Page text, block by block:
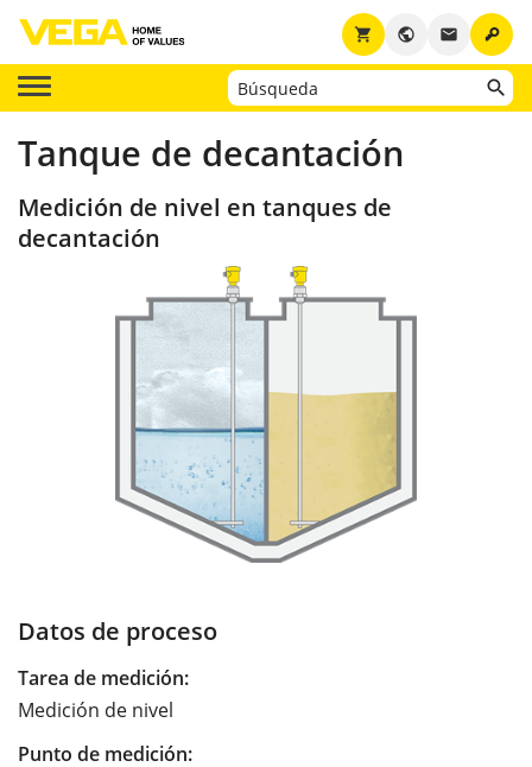
key
email
public
shopping_cart
Tanque de decantación
Medición de nivel en tanques de
decantación
Datos de proceso
Tarea de medición:
Medición de nivel
Punto de medición: